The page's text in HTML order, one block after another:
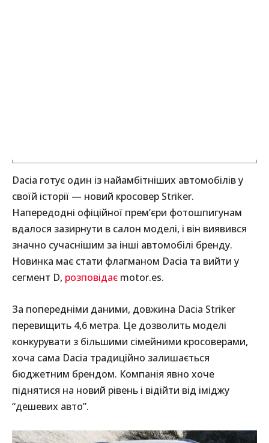
Dacia готує один із найамбітніших автомобілів у
своїй історії — новий кросовер Striker.
Напередодні офіційної прем’єри фотошпигунам
вдалося зазирнути в салон моделі, і він виявився
значно сучаснішим за інші автомобілі бренду.
Новинка має стати флагманом Dacia та вийти у
сегмент D, розповідає motor.es.
За попередніми даними, довжина Dacia Striker
перевищить 4,6 метра. Це дозволить моделі
конкурувати з більшими сімейними кросоверами,
хоча сама Dacia традиційно залишається
бюджетним брендом. Компанія явно хоче
піднятися на новий рівень і відійти від іміджу
“дешевих авто”.